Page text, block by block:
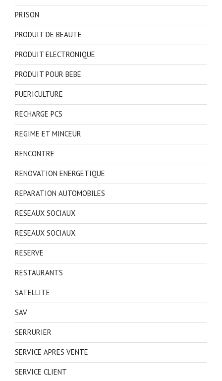
PRISON
PRODUIT DE BEAUTE
PRODUIT ELECTRONIQUE
PRODUIT POUR BEBE
PUERICULTURE
RECHARGE PCS
REGIME ET MINCEUR
RENCONTRE
RENOVATION ENERGETIQUE
REPARATION AUTOMOBILES
RESEAUX SOCIAUX
RESEAUX SOCIAUX
RESERVE
RESTAURANTS
SATELLITE
SAV
SERRURIER
SERVICE APRES VENTE
SERVICE CLIENT